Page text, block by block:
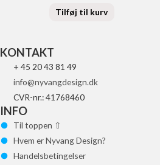
Tilføj til kurv
KONTAKT
+ 45 20 43 81 49
info@nyvangdesign.dk
CVR-nr.: 41768460
INFO
Til toppen ⇧
Hvem er Nyvang Design?
Handelsbetingelser